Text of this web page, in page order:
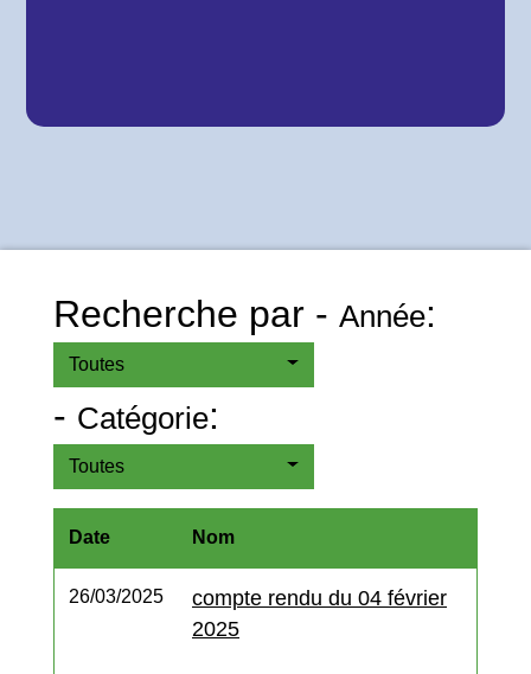
Recherche par - Année:
Toutes
- Catégorie:
Toutes
Date Nom
26/03/2025
compte rendu du 04 février
2025